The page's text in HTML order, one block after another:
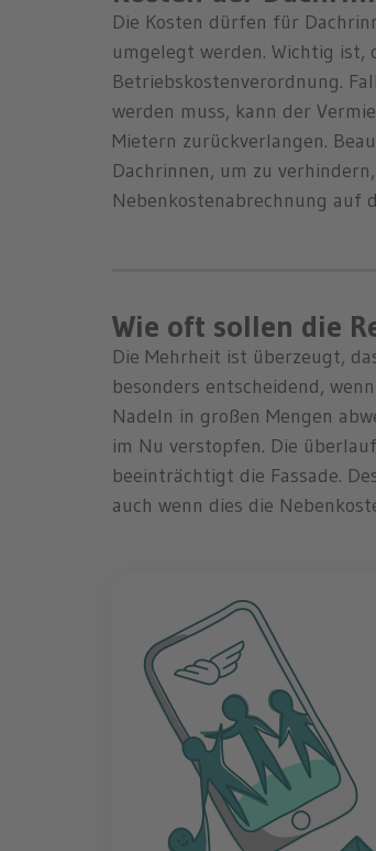
Die Kosten dürfen für
umgelegt werden. Wichtig ist,
Betriebskostenverordnung.
werden muss, kann der
Mietern zurückverlangen.
Dachrinnen, um zu
Nebenkostenabrechnung auf
Wie oft sollen die
Die Mehrheit ist überzeugt,
besonders entscheidend,
Nadeln in großen Mengen
im Nu verstopfen. Die
beeinträchtigt die Fassade.
auch wenn dies die